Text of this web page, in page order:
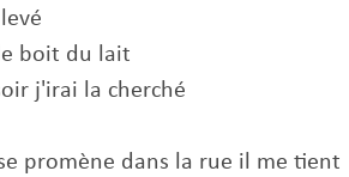
boit du lait
j'irai la cherché
promène dans la rue il me tient